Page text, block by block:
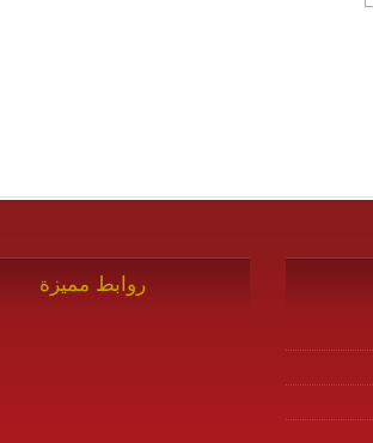
روابط مميزة